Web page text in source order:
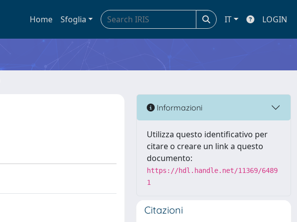
Home Sfoglia IT LOGIN
Informazioni
Utilizza questo identificativo per
citare o creare un link a questo
documento:
https://hdl.handle.net/11369/6489
1
Citazioni